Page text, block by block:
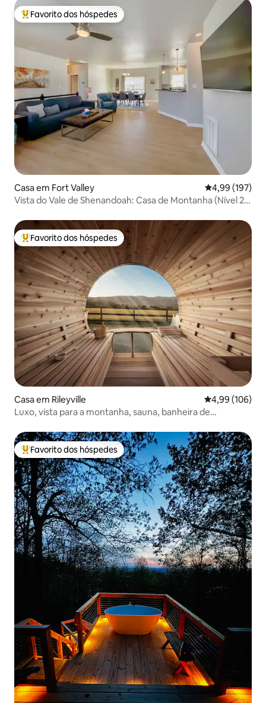
Favoritos dos hóspedes mais apreciados
Favorito dos hóspedes
Casa em Fort Valley Classificação
4,99 (197)
Vista do Vale de Shenandoah: Casa de Montanha (Nível 2
Favoritos dos hóspedes mais apreciados
Favorito dos hóspedes
Casa em Rileyville Classificação
4,99 (106)
Luxo, vista para a montanha, sauna, banheira de
Favoritos dos hóspedes mais apreciados
Favorito dos hóspedes